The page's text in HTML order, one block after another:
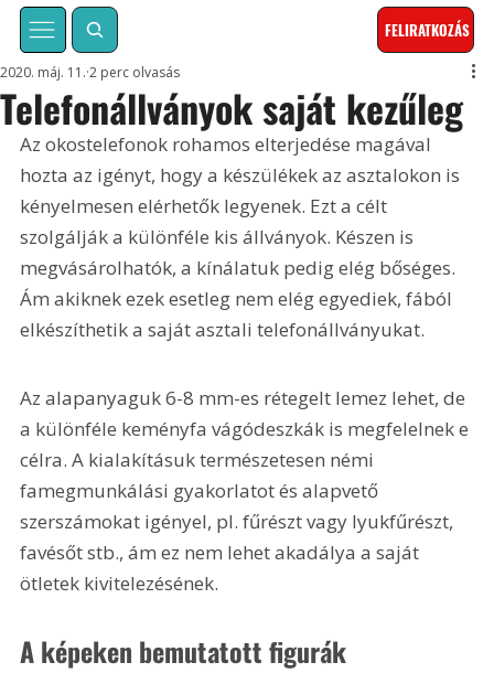
FELIRATKOZÁS
Telefonállványok saját kezűleg
2020. máj. 11. 2 perc olvasás
Az okostelefonok rohamos elterjedése magával
hozta az igényt, hogy a készülékek az asztalokon is
kényelmesen elérhetők legyenek. Ezt a célt
szolgálják a különféle kis állványok. Készen is
megvásárolhatók, a kínálatuk pedig elég bőséges.
Ám akiknek ezek esetleg nem elég egyediek, fából
elkészíthetik a saját asztali telefonállványukat.
Az alapanyaguk 6-8 mm-es rétegelt lemez lehet, de
a különféle keményfa vágódeszkák is megfelelnek e
célra. A kialakításuk természetesen némi
famegmunkálási gyakorlatot és alapvető
szerszámokat igényel, pl. fűrészt vagy lyukfűrészt,
favésőt stb., ám ez nem lehet akadálya a saját
ötletek kivitelezésének.
A képeken bemutatott figurák